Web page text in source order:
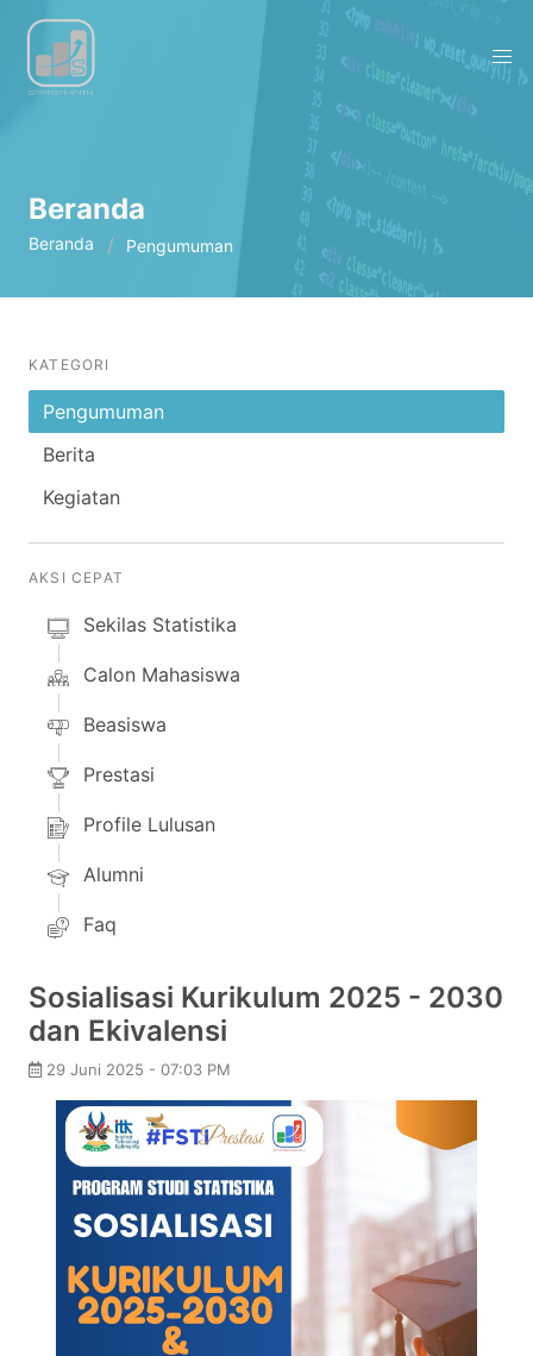
Beranda
Beranda Pengumuman
KATEGORI
Pengumuman
Berita
Kegiatan
AKSI CEPAT
Sekilas Statistika
Calon Mahasiswa
Beasiswa
Prestasi
Profile Lulusan
Alumni
Faq
Sosialisasi Kurikulum 2025 - 2030
dan Ekivalensi
29 Juni 2025 - 07:03 PM